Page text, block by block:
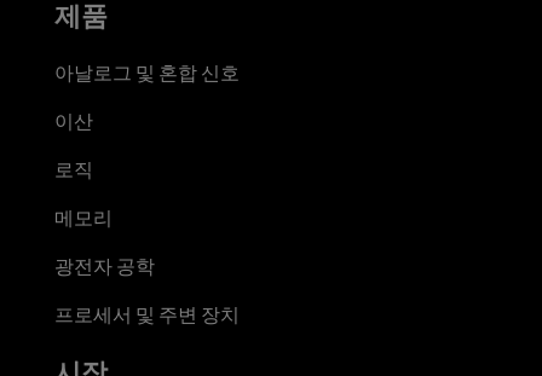
제품
아날로그 및 혼합 신호
이산
로직
메모리
광전자 공학
프로세서 및 주변 장치